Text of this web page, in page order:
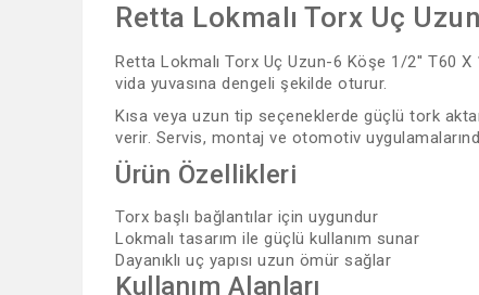
Retta Lokmalı Torx Uç
Retta Lokmalı Torx Uç Uzun-6 Köşe 1/2'' T60 X
vida yuvasına dengeli şekilde oturur.
Kısa veya uzun tip seçeneklerde güçlü tork
verir. Servis, montaj ve otomotiv
Ürün Özellikleri
Torx başlı bağlantılar için uygundur
Lokmalı tasarım ile güçlü kullanım sunar
Dayanıklı uç yapısı uzun ömür sağlar
Kullanım Alanları